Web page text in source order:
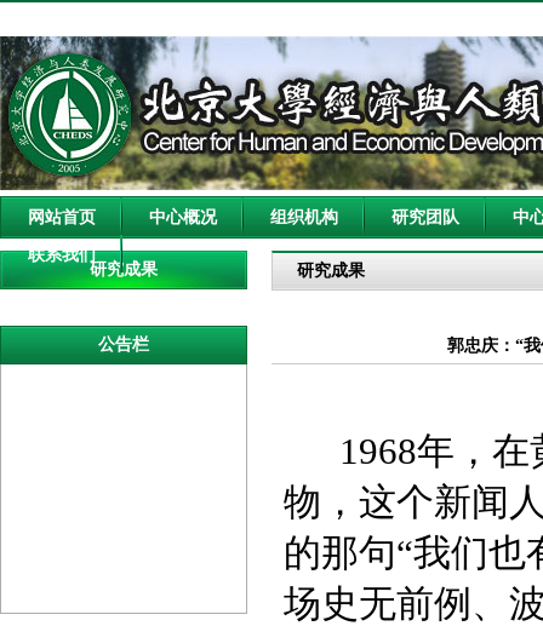
网站首页 中心概况 组织机构 研究团队 中
联系我们
研究成果
公告栏
研究成果
郭忠庆：“
1968年，
物，这个新闻
的那句“我们也
场史无前例、